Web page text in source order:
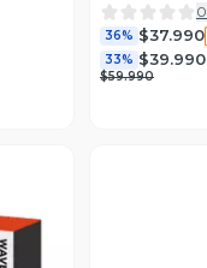
0
36% $37.990
33% $39.990
$59.990